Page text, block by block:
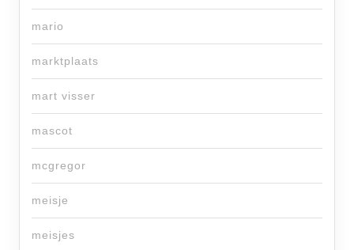
mario
marktplaats
mart visser
mascot
mcgregor
meisje
meisjes